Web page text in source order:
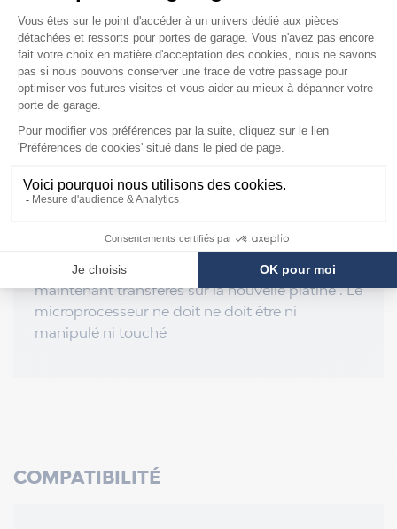
mémoire). Le module mémoire est le double de
la mémoire de votre platine, il contient tous les
paramètres du menu programmation, à la
dernière sauvegarde ¤ Remontage de la platine
10. Mettre en place la nouvelle platine 11.
l’emplacement « connecteur C1 » 12. Mettre la
précédemment : menu « Gestion mem » 14.
Entrer le mot de passe chantier puis validé sur «
valider sur « P4 » L’ensemble des paramètres
usine et chantier ainsi que les défauts sont
maintenant transférés sur la nouvelle platine . Le
microprocesseur ne doit ne doit être ni
manipulé ni touché
COMPATIBILITÉ